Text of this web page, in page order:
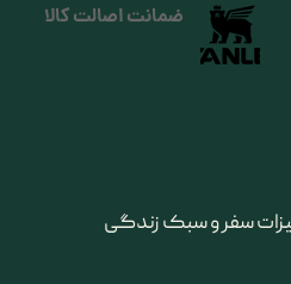
سفر و سبک زندگی
ضمانت اصالت کالا